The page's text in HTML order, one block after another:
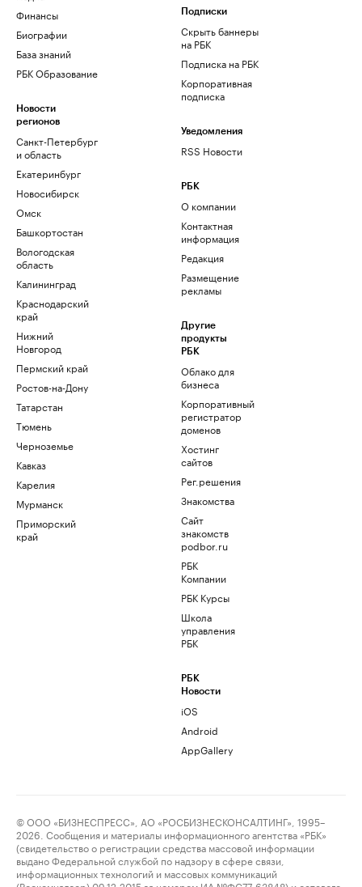
Финансы
Биографии
База знаний
РБК Образование
Новости
регионов
Санкт-Петербург
и область
Екатеринбург
Новосибирск
Омск
Башкортостан
Вологодская
область
Калининград
Краснодарский
край
Нижний
Новгород
Пермский край
Ростов-на-Дону
Татарстан
Тюмень
Черноземье
Кавказ
Карелия
Мурманск
Приморский
край
Подписки
Скрыть баннеры
на РБК
Подписка на РБК
Корпоративная
подписка
Уведомления
RSS Новости
РБК
О компании
Контактная
информация
Редакция
Размещение
рекламы
Другие
продукты
РБК
Облако для
бизнеса
Корпоративный
регистратор
доменов
Хостинг
сайтов
Рег.решения
Знакомства
Сайт
знакомств
podbor.ru
РБК
Компании
РБК Курсы
Школа
управления
РБК
РБК
Новости
iOS
Android
AppGallery
© ООО «БИЗНЕСПРЕСС», АО «РОСБИЗНЕСКОНСАЛТИНГ», 1995–
2026. Сообщения и материалы информационного агентства «РБК»
(свидетельство о регистрации средства массовой информации
выдано Федеральной службой по надзору в сфере связи,
информационных технологий и массовых коммуникаций